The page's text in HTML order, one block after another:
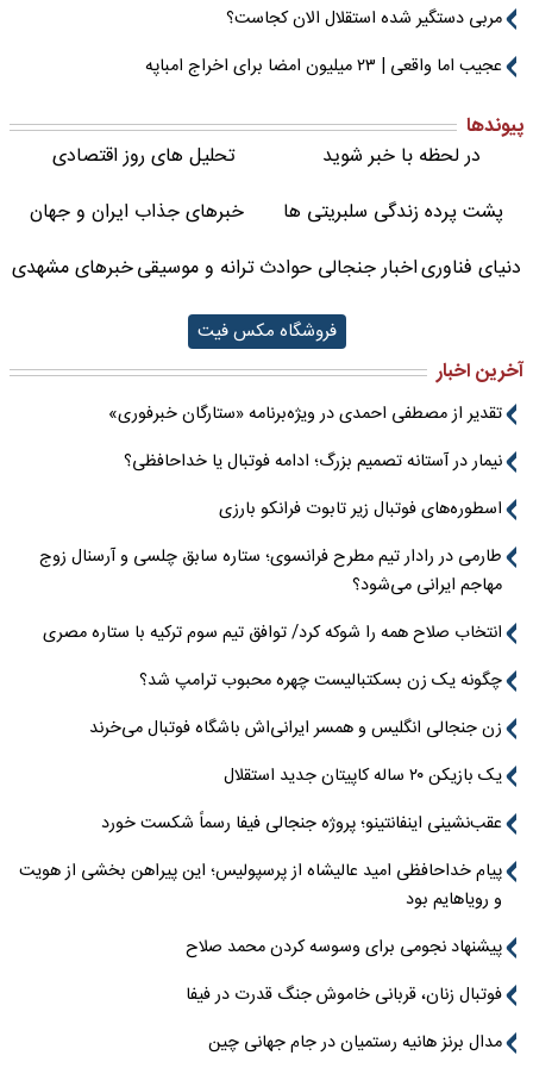
مربی دستگیر شده استقلال الان کجاست؟
عجیب اما واقعی | ۲۳ میلیون امضا برای اخراج امباپه
پیوندها
در لحظه با خبر شوید
تحلیل های روز اقتصادی
پشت پرده زندگی سلبریتی ها
خبرهای جذاب ایران و جهان
دنیای فناوریاخبار جنجالی حوادثترانه و موسیقیخبرهای مشهدی
فروشگاه مکس فیت
آخرین اخبار
تقدیر از مصطفی احمدی در ویژه‌برنامه «ستارگان خبرفوری»
نیمار در آستانه تصمیم بزرگ؛ ادامه فوتبال یا خداحافظی؟
اسطوره‌های فوتبال زیر تابوت فرانکو بارزی
طارمی در رادار تیم مطرح فرانسوی؛ ستاره سابق چلسی و آرسنال زوج
مهاجم ایرانی می‌شود؟
انتخاب صلاح همه را شوکه کرد/ توافق تیم سوم ترکیه با ستاره مصری
چگونه یک زن بسکتبالیست چهره محبوب ترامپ شد؟
زن جنجالی انگلیس و همسر ایرانی‌اش باشگاه فوتبال می‌خرند
یک بازیکن ۲۰ ساله کاپیتان جدید استقلال
عقب‌نشینی اینفانتینو؛ پروژه جنجالی فیفا رسماً شکست خورد
پیام خداحافظی امید عالیشاه از پرسپولیس؛ این پیراهن بخشی از هویت
و رویاهایم بود
پیشنهاد نجومی برای وسوسه کردن محمد صلاح
فوتبال زنان، قربانی خاموش جنگ قدرت در فیفا
مدال برنز هانیه رستمیان در جام جهانی چین